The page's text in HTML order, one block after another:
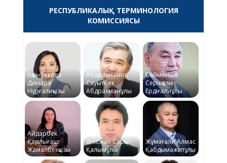
РЕСПУБЛИКАЛЫҚ ТЕРМИНОЛОГИЯ
КОМИССИЯСЫ
Ақынбекова
Динара
Нұрғалиқызы
Абдрахманов
Сауытбек
Абдрахманұлы
Байменше
Серікқали
Ердіғалиұлы
Айдарбек
Қарлығаш
Жамалбекқызы
Әлісжан Сарқыт
Қалымұлы
Жұмағали Алмас
Қабдымәжитұлы